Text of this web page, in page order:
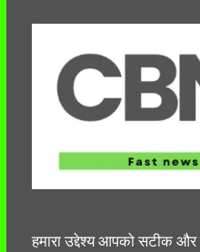
हमारा उद्देश्य आपको सटीक और